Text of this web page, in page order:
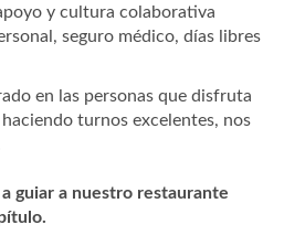
y cultura colaborativa
seguro médico, días libres
en las personas que disfruta
turnos excelentes, nos
guiar a nuestro restaurante